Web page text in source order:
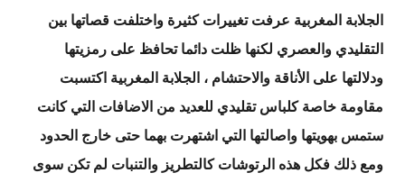
الجلابة المغربية عرفت تغييرات كثيرة واختلفت قصاتها بين
التقليدي والعصري لكنها ظلت دائما تحافظ على رمزيتها
ودلالتها على الأناقة والاحتشام ، الجلابة المغربية اكتسبت
مقاومة خاصة كلباس تقليدي للعديد من الاضافات التي كانت
ستمس بهويتها واصالتها التي اشتهرت بهما حتى خارج الحدود
ومع ذلك فكل هذه الرتوشات كالتطريز والتنبات لم تكن سوى